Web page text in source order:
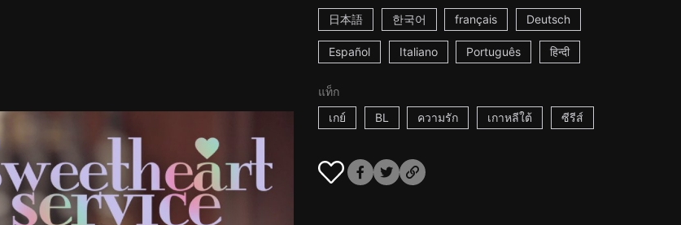
日本語 한국어 français Deutsch
Español Italiano Português हिन्दी
แท็ก
เกย์
BL ความรัก เกาหลีใต้ ซีรีส์